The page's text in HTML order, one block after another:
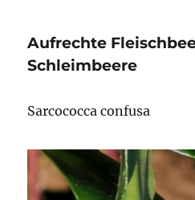
Aufrechte
Schleimbeere
Sarcococca confusa